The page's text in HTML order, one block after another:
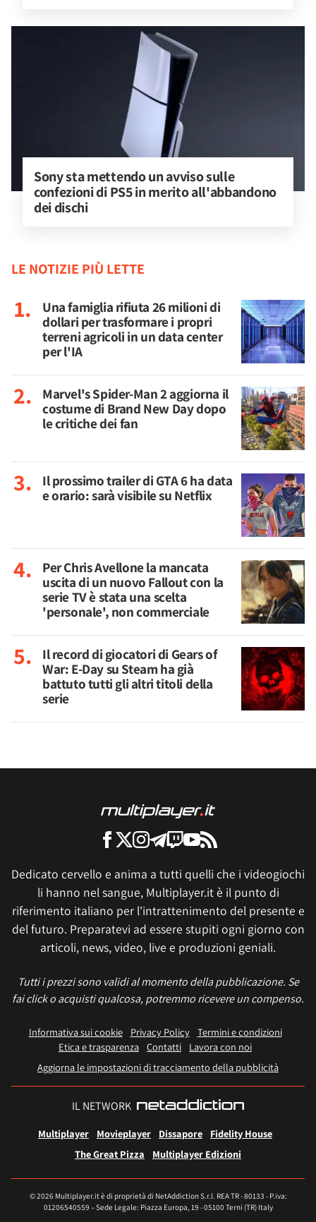
Sony sta mettendo un avviso sulle
confezioni di PS5 in merito all'abbandono
dei dischi
LE NOTIZIE PIÙ LETTE
Una famiglia rifiuta 26 milioni di
dollari per trasformare i propri
terreni agricoli in un data center
per l'IA
Marvel's Spider-Man 2 aggiorna il
costume di Brand New Day dopo
le critiche dei fan
Il prossimo trailer di GTA 6 ha data
e orario: sarà visibile su Netflix
Per Chris Avellone la mancata
uscita di un nuovo Fallout con la
serie TV è stata una scelta
'personale', non commerciale
Il record di giocatori di Gears of
War: E-Day su Steam ha già
battuto tutti gli altri titoli della
serie
Dedicato cervello e anima a tutti quelli che i videogiochi
li hanno nel sangue, Multiplayer.it è il punto di
riferimento italiano per l'intrattenimento del presente e
del futuro. Preparatevi ad essere stupiti ogni giorno con
articoli, news, video, live e produzioni geniali.
Tutti i prezzi sono validi al momento della pubblicazione. Se
fai click o acquisti qualcosa, potremmo ricevere un compenso.
Informativa sui cookie Privacy Policy
Termini e condizioni
Etica e trasparenza Contatti
Lavora con noi
Aggiorna le impostazioni di tracciamento della pubblicità
IL NETWORK
Multiplayer Movieplayer Dissapore
Fidelity House
The Great Pizza
Multiplayer Edizioni
© 2026 Multiplayer.it è di proprietà di NetAddiction S.r.l. REA TR - 80133 - P.iva:
01206540559 – Sede Legale: Piazza Europa, 19 - 05100 Terni (TR) Italy